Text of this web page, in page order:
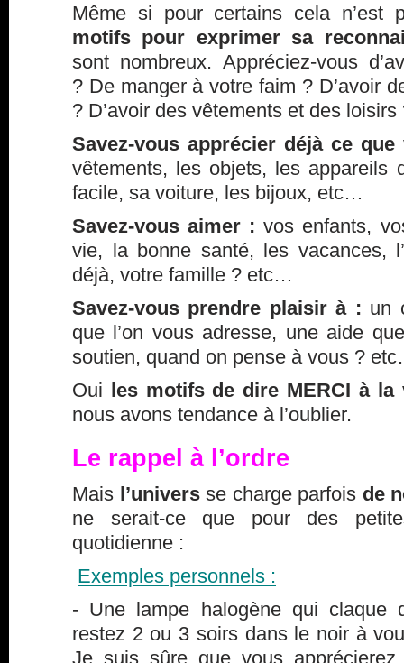
Même si pour certains cela n’est
motifs pour exprimer sa
sont nombreux. Appréciez-vous
? De manger à votre faim ? D’avoir
? D’avoir des vêtements et des loisirs
Savez-vous apprécier déjà ce
vêtements, les objets, les appareils
facile, sa voiture, les bijoux, etc…
Savez-vous aimer : vos enfants,
vie, la bonne santé, les vacances,
déjà, votre famille ? etc…
Savez-vous prendre plaisir à : un
que l’on vous adresse, une aide
soutien, quand on pense à vous ?
Oui les motifs de dire MERCI à la
nous avons tendance à l’oublier.
Le rappel à l’ordre
Mais l’universse charge parfois de
ne serait-ce que pour des
quotidienne :
Exemples personnels :
- Une lampe halogène qui claque
restez 2 ou 3 soirs dans le noir à
Je suis sûre que vous apprécierez